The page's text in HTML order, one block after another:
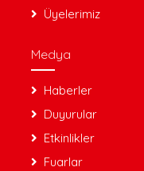
Üyelerimiz
Medya
Haberler
Duyurular
Etkinlikler
Fuarlar